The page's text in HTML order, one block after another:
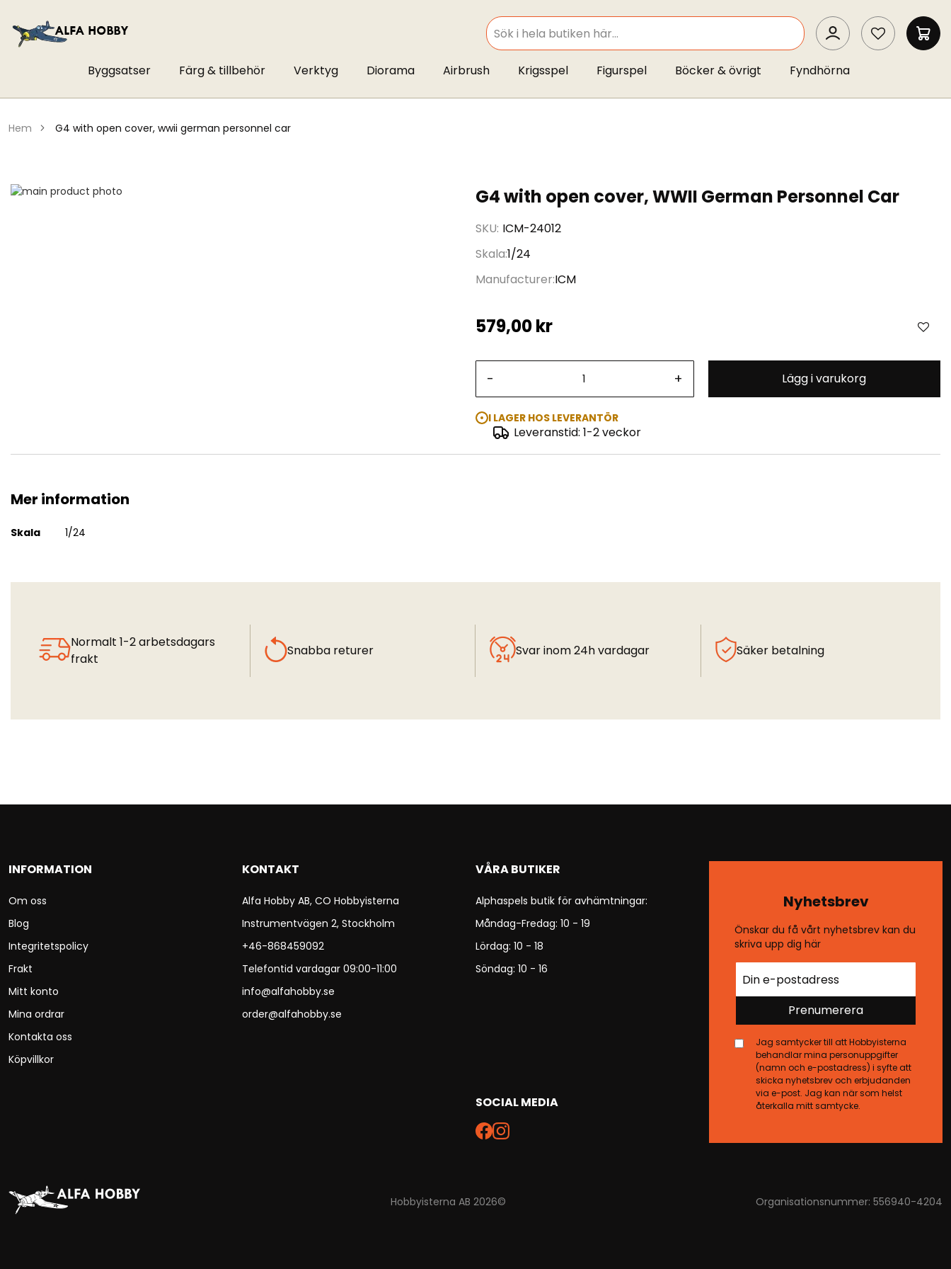
SEARCH
SEARCH
MIN
Byggsatser Färg & tillbehör Verktyg Diorama Airbrush Krigsspel Figurspel Böcker & övrigt Fyndhörna
hem g4 with open cover, wwii german personnel car
G4 with open cover, WWII German Personnel Car
SKU ICM-24012
Skala1/24
Manufacturer ICM
579,00 kr
- + Lägg i varukorg
I LAGER HOS LEVERANTÖR
Leveranstid: 1-2 veckor
Hoppa
Mer information
Mer
Skala 1/24
Normalt 1-2 arbetsdagars
frakt
Snabba returer Svar inom 24h vardagar Säker betalning
INFORMATION
Om oss
Blog
Integritetspolicy
Frakt
Mitt konto
Mina ordrar
Kontakta oss
Köpvillkor
KONTAKT
Alfa Hobby AB, CO Hobbyisterna
Instrumentvägen 2, Stockholm
+46-868459092
Telefontid vardagar 09:00-11:00
info@alfahobby.se
order@alfahobby.se
VÅRA BUTIKER
Alphaspels butik för avhämtningar:
Måndag-Fredag: 10 - 19
Lördag: 10 - 18
Söndag: 10 - 16
SOCIAL MEDIA
Nyhetsbrev
Önskar du få vårt nyhetsbrev kan du
skriva upp dig här
Prenumerera
Jag samtycker till att Hobbyisterna
behandlar mina personuppgifter
(namn och e-postadress) i syfte att
skicka nyhetsbrev och erbjudanden
via e-post. Jag kan när som helst
återkalla mitt samtycke.
Hobbyisterna AB 2026© Organisationsnummer: 556940-4204